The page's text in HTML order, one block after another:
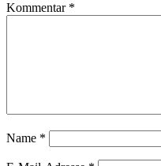
Kommentar *
Name *